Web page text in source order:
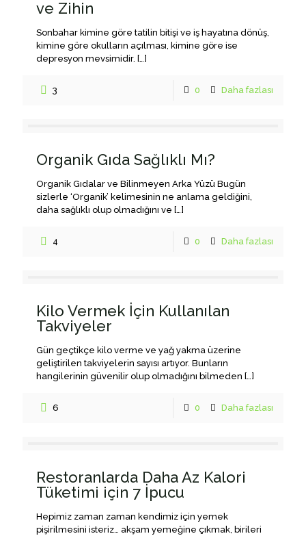
ve Zihin
Sonbahar kimine göre tatilin bitişi ve iş hayatına dönüş,
kimine göre okulların açılması, kimine göre ise
depresyon mevsimidir. […]
3 0 Daha fazlası
Organik Gıda Sağlıklı Mı?
Organik Gıdalar ve Bilinmeyen Arka Yüzü Bugün
sizlerle ‘Organik’ kelimesinin ne anlama geldiğini,
daha sağlıklı olup olmadığını ve […]
4 0 Daha fazlası
Kilo Vermek İçin Kullanılan
Takviyeler
Gün geçtikçe kilo verme ve yağ yakma üzerine
geliştirilen takviyelerin sayısı artıyor. Bunların
hangilerinin güvenilir olup olmadığını bilmeden […]
6 0 Daha fazlası
Restoranlarda Daha Az Kalori
Tüketimi için 7 İpucu
Hepimiz zaman zaman kendimiz için yemek
pişirilmesini isteriz… akşam yemeğine çıkmak, birileri